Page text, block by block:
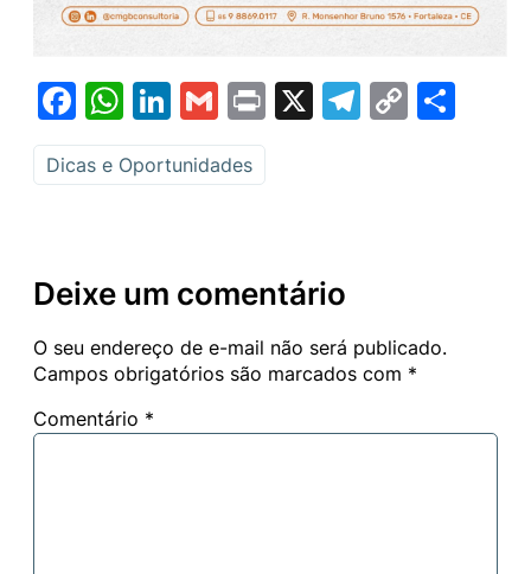
Facebook
WhatsApp
LinkedIn
GmailPrint
X Telegram
Copy
Dicas e Oportunidades
Deixe um comentário
O seu endereço de e-mail não será publicado.
Campos obrigatórios são marcados com *
Comentário *